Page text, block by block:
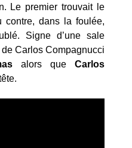
Le premier trouvait le
contre, dans la foulée,
Signe d’une sale
Carlos Compagnucci
alors queCarlos